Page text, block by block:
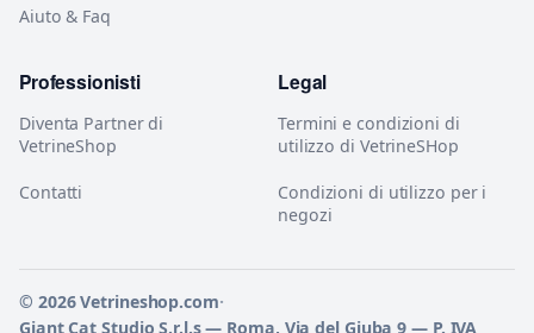
Aiuto & Faq
Professionisti
Diventa Partner di
VetrineShop
Contatti
Legal
Termini e condizioni di
utilizzo di VetrineSHop
Condizioni di utilizzo per i
negozi
© 2026 Vetrineshop.com·
Giant Cat Studio S.r.l.s — Roma, Via del Giuba 9 — P. IVA